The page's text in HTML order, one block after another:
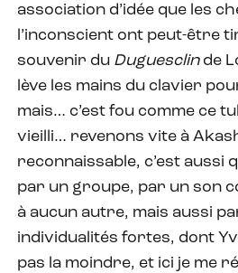
association d’idée que les
l’inconscient ont peut-être
souvenir du Duguesclin de
lève les mains du clavier
mais… c’est fou comme ce
vieilli… revenons vite à
reconnaissable, c’est aussi
par un groupe, par un son
à aucun autre, mais aussi
individualités fortes, dont
pas la moindre, et ici je me